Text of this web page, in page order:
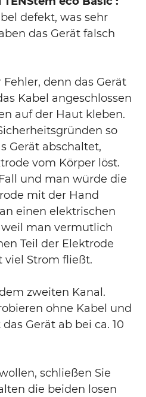
defekt, was sehr
das Gerät falsch
denn das Gerät
Kabel angeschlossen
auf der Haut kleben.
so
Gerät abschaltet,
vom Körper löst.
und man würde die
mit der Hand
einen elektrischen
man vermutlich
Teil der Elektrode
Strom fließt.
zweiten Kanal.
ohne Kabel und
Gerät ab bei ca. 10
schließen Sie
die beiden losen